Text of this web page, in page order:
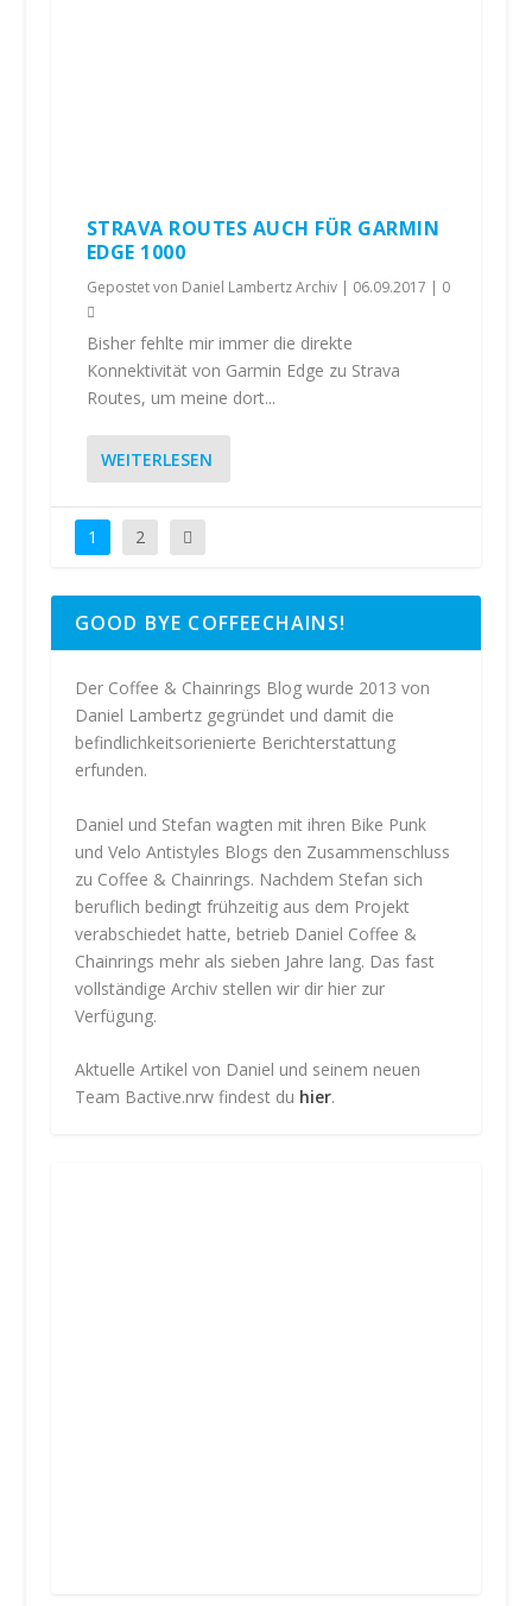
STRAVA ROUTES AUCH FÜR GARMIN
EDGE 1000
Gepostet von Daniel Lambertz Archiv| 06.09.2017 | 0
Bisher fehlte mir immer die direkte
Konnektivität von Garmin Edge zu Strava
Routes, um meine dort...
WEITERLESEN
1 2
GOOD BYE COFFEECHAINS!
Der Coffee & Chainrings Blog wurde 2013 von
Daniel Lambertz gegründet und damit die
befindlichkeitsorienierte Berichterstattung
erfunden.
Daniel und Stefan wagten mit ihren Bike Punk
und Velo Antistyles Blogs den Zusammenschluss
zu Coffee & Chainrings. Nachdem Stefan sich
beruflich bedingt frühzeitig aus dem Projekt
verabschiedet hatte, betrieb Daniel Coffee &
Chainrings mehr als sieben Jahre lang. Das fast
vollständige Archiv stellen wir dir hier zur
Verfügung.
Aktuelle Artikel von Daniel und seinem neuen
Team Bactive.nrw findest du hier.